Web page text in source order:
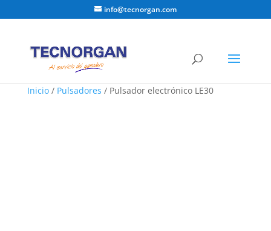
info@tecnorgan.com
Inicio/ Pulsadores / Pulsador electrónico LE30